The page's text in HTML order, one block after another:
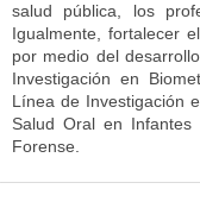
salud pública, los
Igualmente, fortalecer
por medio del
Investigación en
Línea de Investigación
Salud Oral en
Forense.